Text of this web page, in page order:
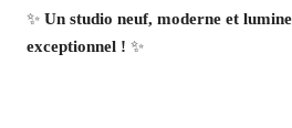
✨ Un studio neuf, moderne et
exceptionnel ! ✨